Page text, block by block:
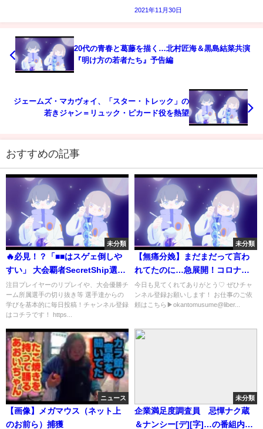
2021年11月30日
20代の青春と葛藤を描く…北村匠海＆黒島結菜共演
『明け方の若者たち』予告編
ジェームズ・マカヴォイ、「スター・トレック」の
若きジャン＝リュック・ピカード役を熱望
おすすめの記事
未分類
🔥必見！？「■■はスゲェ倒しや
すい」 大会覇者SecretShip選手
達の集団戦【 ポケモン ユナイト
/ Pokemon unite 】
注目プレイヤーのリプレイや、大会優勝チ
ーム所属選手の切り抜き等 選手達からの
学びを基本的に毎日投稿！チャンネル登録
はコチラです！ https...
未分類
【無痛分娩】まだまだって言わ
れてたのに…急展開！コロナ禍
一人出産レポ！
今日も見てくれてありがとう♡ ぜひチャ
ンネル登録お願いします！ お仕事のご依
頼はこちら▶︎okantomusume@liber...
ニュース
【画像】メガマウス（ネット上
のお前ら）捕獲
未分類
企業満足度調査員 忌憚ナク蔵
＆ナンシー[デ][字]…の番組内容